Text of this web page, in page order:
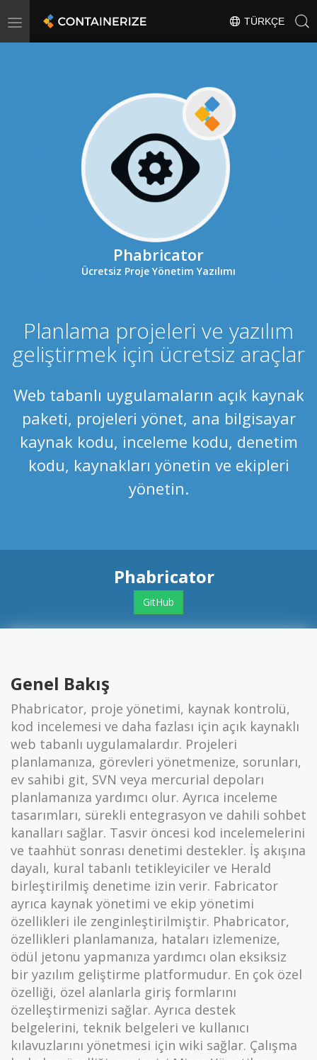
Toggle
TÜRKÇE
Phabricator
Ücretsiz Proje Yönetim Yazılımı
Planlama projeleri ve yazılım
geliştirmek için ücretsiz araçlar
Web tabanlı uygulamaların açık kaynak
paketi, projeleri yönet, ana bilgisayar
kaynak kodu, inceleme kodu, denetim
kodu, kaynakları yönetin ve ekipleri
yönetin.
Phabricator
GitHub
Genel Bakış
Phabricator, proje yönetimi, kaynak kontrolü,
kod incelemesi ve daha fazlası için açık kaynaklı
web tabanlı uygulamalardır. Projeleri
planlamanıza, görevleri yönetmenize, sorunları,
ev sahibi git, SVN veya mercurial depoları
planlamanıza yardımcı olur. Ayrıca inceleme
tasarımları, sürekli entegrasyon ve dahili sohbet
kanalları sağlar. Tasvir öncesi kod incelemelerini
ve taahhüt sonrası denetimi destekler. İş akışına
dayalı, kural tabanlı tetikleyiciler ve Herald
birleştirilmiş denetime izin verir. Fabricator
ayrıca kaynak yönetimi ve ekip yönetimi
özellikleri ile zenginleştirilmiştir. Phabricator,
özellikleri planlamanıza, hataları izlemenize,
ödül jetonu yapmanıza yardımcı olan eksiksiz
bir yazılım geliştirme platformudur. En çok özel
özelliği, özel alanlarla giriş formlarını
özelleştirmenizi sağlar. Ayrıca destek
belgelerini, teknik belgeleri ve kullanıcı
kılavuzlarını yönetmesi için wiki sağlar. Çalışma